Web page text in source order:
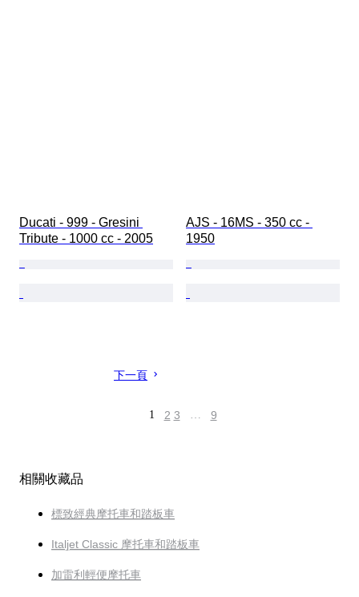
Ducati - 999 - Gresini
Tribute - 1000 cc - 2005
AJS - 16MS - 350 cc -
1950
下一頁
1 2 3 … 9
相關收藏品
標致經典摩托車和踏板車
Italjet Classic 摩托車和踏板車
加雷利輕便摩托車